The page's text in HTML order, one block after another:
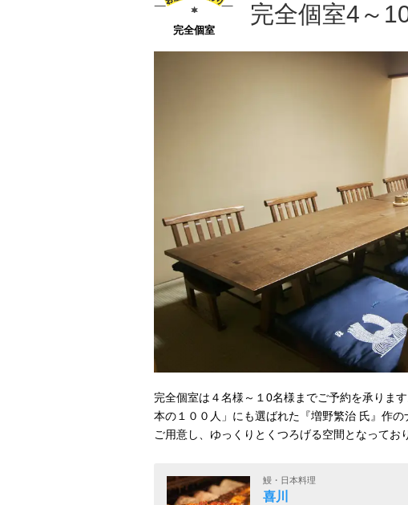
完全個室
完全個室4～
完全個室は４名様～１0名様までご予約を承りま
本の１００人」にも選ばれた『増野繁治 氏』作
ご用意し、ゆっくりとくつろげる空間となってお
鰻・日本料理
喜川